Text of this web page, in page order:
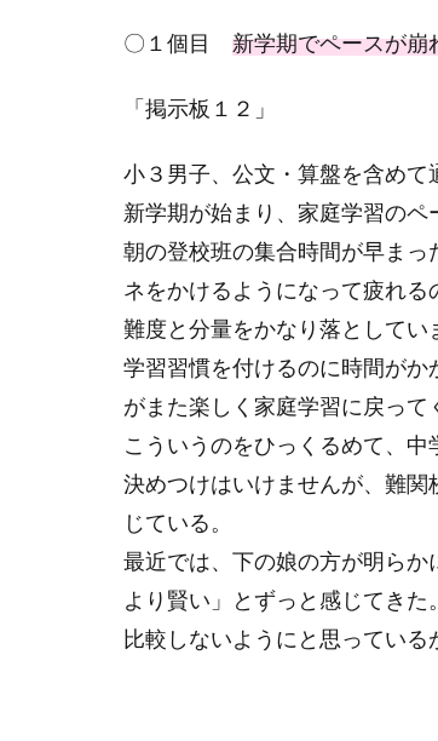
〇１個目 新学期でペースが崩
「掲示板１２」
小３男子、公文・算盤を含めて
新学期が始まり、家庭学習のペ
朝の登校班の集合時間が早ま
ネをかけるようになって疲れる
難度と分量をかなり落としてい
学習習慣を付けるのに時間が
がまた楽しく家庭学習に戻って
こういうのをひっくるめて、中
決めつけはいけませんが、難
じている。
最近では、下の娘の方が明ら
より賢い」とずっと感じてきた。
比較しないようにと思っている